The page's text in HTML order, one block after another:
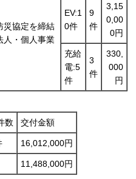
災協定を締結
人・個人事業
EV:1
0件
9
件
3,15
0,00
0円
充給
電:5
件
3
件
330,
000
円
数 交付金額
16,012,000円
11,488,000円